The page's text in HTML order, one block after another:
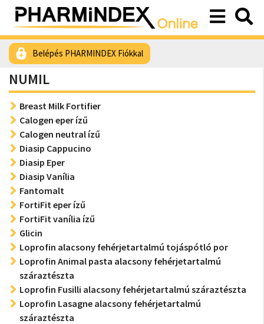
Belépés PHARMINDEX Fiókkal
NUMIL
Breast Milk Fortifier
Calogen eper ízű
Calogen neutral ízű
Diasip Cappucino
Diasip Eper
Diasip Vanília
Fantomalt
FortiFit eper ízű
FortiFit vanília ízű
Glicin
Loprofin alacsony fehérjetartalmú tojáspótló por
Loprofin Animal pasta alacsony fehérjetartalmú
száraztészta
Loprofin Fusilli alacsony fehérjetartalmú száraztészta
Loprofin Lasagne alacsony fehérjetartalmú
száraztészta